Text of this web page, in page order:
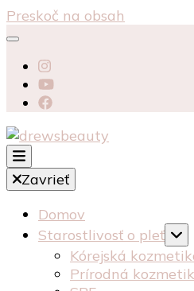
Preskoč na obsah
starostlivosť péče o pleť
kosmetika kozmetika
Zavrieť
Domov
Starostlivosť o pleť
Kórejská
Prírodná